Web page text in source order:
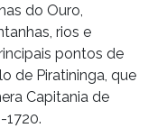
do Ouro,
rios e
pontos de
de Piratininga, que
Capitania de
1720.